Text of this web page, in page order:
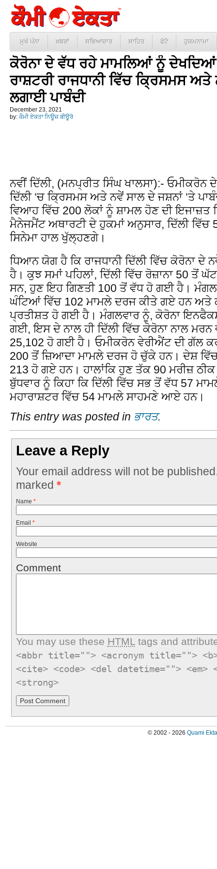
ਮੁਖੱ ਪੰਨਾ ਖ਼ਬਰਾਂ ਸਭਿਆਚਾਰ ਸਾਹਿਤ ਫੋਟੋ ਹੁਕਮਨਾਮਾ
ਕੋਰੋਨਾ ਦੇ ਵੱਧ ਰਹੇ ਮਾਮਲਿਆਂ ਨੂੰ ਦੇਖਦਿਆਂ
ਰਾਸ਼ਟਰੀ ਰਾਜਧਾਨੀ ਵਿੱਚ ਕ੍ਰਿਸਮਸ ਅਤੇ
ਲਗਾਈ ਪਾਬੰਦੀ
December 23, 2021
by: ਕੌਮੀ ਏਕਤਾ ਨਿਊਜ਼ ਬੀਊਰੋ
ਨਵੀਂ ਦਿੱਲੀ, (ਮਨਪ੍ਰੀਤ ਸਿੰਘ ਖਾਲਸਾ):-
ਦਿੱਲੀ ‘ਚ ਕ੍ਰਿਸਮਸ ਅਤੇ ਨਵੇਂ ਸਾਲ ਦੇ ਜਸ਼ਨਾਂ ‘ਤੇ
ਵਿਆਹ ਵਿੱਚ 200 ਲੋਕਾਂ ਨੂੰ ਸ਼ਾਮਲ ਹੋਣ ਦੀ ਇਜਾਜ਼ਤ
ਮੈਨੇਜਮੈਂਟ ਅਥਾਰਟੀ ਦੇ ਹੁਕਮਾਂ ਅਨੁਸਾਰ, ਦਿੱਲੀ
ਸਿਨੇਮਾ ਹਾਲ ਖੁੱਲ੍ਹਣਗੇ।
ਧਿਆਨ ਯੋਗ ਹੈ ਕਿ ਰਾਜਧਾਨੀ ਦਿੱਲੀ ਵਿੱਚ ਕੋਰੋਨਾ ਦੇ
ਹੈ। ਕੁਝ ਸਮਾਂ ਪਹਿਲਾਂ, ਦਿੱਲੀ ਵਿੱਚ ਰੋਜ਼ਾਨਾ 50 ਤੋਂ
ਸਨ, ਹੁਣ ਇਹ ਗਿਣਤੀ 100 ਤੋਂ ਵੱਧ ਹੋ ਗਈ ਹੈ।
ਘੰਟਿਆਂ ਵਿੱਚ 102 ਮਾਮਲੇ ਦਰਜ ਕੀਤੇ ਗਏ ਹਨ ਅਤੇ
ਪ੍ਰਤੀਸ਼ਤ ਹੋ ਗਈ ਹੈ। ਮੰਗਲਵਾਰ ਨੂੰ, ਕੋਰੋਨਾ
ਗਈ, ਇਸ ਦੇ ਨਾਲ ਹੀ ਦਿੱਲੀ ਵਿੱਚ ਕੋਰੋਨਾ ਨਾਲ ਮਰਨ
25,102 ਹੋ ਗਈ ਹੈ। ਓਮੀਕਰੋਨ ਵੇਰੀਐਂਟ ਦੀ ਗੱਲ
200 ਤੋਂ ਜ਼ਿਆਦਾ ਮਾਮਲੇ ਦਰਜ ਹੋ ਚੁੱਕੇ ਹਨ। ਦੇਸ਼
213 ਹੋ ਗਏ ਹਨ। ਹਾਲਾਂਕਿ ਹੁਣ ਤੱਕ 90 ਮਰੀਜ਼
ਬੁੱਧਵਾਰ ਨੂੰ ਕਿਹਾ ਕਿ ਦਿੱਲੀ ਵਿੱਚ ਸਭ ਤੋਂ ਵੱਧ 57
ਮਹਾਰਾਸ਼ਟਰ ਵਿੱਚ 54 ਮਾਮਲੇ ਸਾਹਮਣੇ ਆਏ ਹਨ।
This entry was posted in ਭਾਰਤ.
Leave a Reply
Your email address will not be
marked *
Name *
Email *
Website
Comment
You may use these HTMLtags and
<abbr title=""> <acronym title="">
<cite> <code> <del datetime="">
<strong>
© 2002 - 2026 Quami